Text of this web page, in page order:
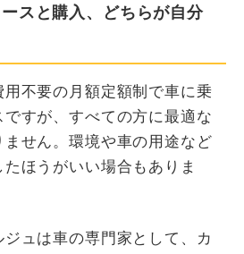
スと購入、どちらが自分
不要の月額定額制で車に乗
すが、すべての方に最適な
せん。環境や車の用途など
ほうがいい場合もありま
ュは車の専門家として、カ